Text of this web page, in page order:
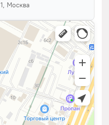
Москва